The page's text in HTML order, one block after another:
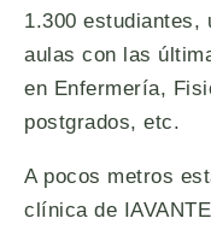
1.300 estudiantes,
aulas con las
en Enfermería,
postgrados, etc.
A pocos metros
clínica de